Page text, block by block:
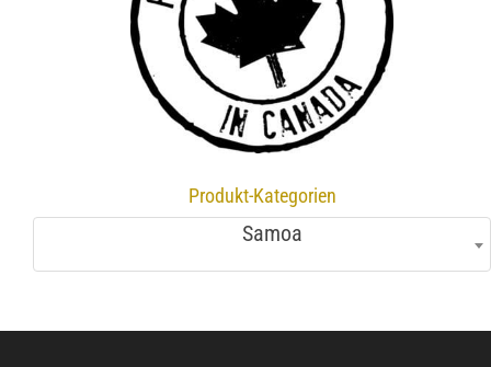
Produkt-Kategorien
Samoa